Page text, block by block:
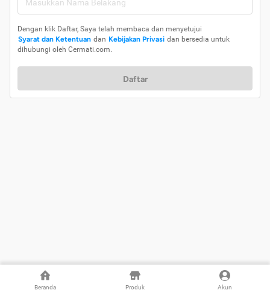
Beranda Produk Akun
Dengan klik Daftar, Saya telah membaca dan menyetujui
Syarat dan Ketentuan dan Kebijakan Privasi dan bersedia untuk
dihubungi oleh Cermati.com.
Daftar